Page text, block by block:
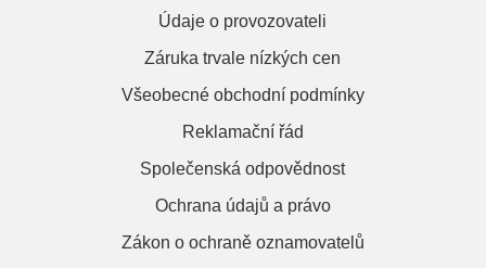
Údaje o provozovateli
Záruka trvale nízkých cen
Všeobecné obchodní podmínky
Reklamační řád
Společenská odpovědnost
Ochrana údajů a právo
Zákon o ochraně oznamovatelů